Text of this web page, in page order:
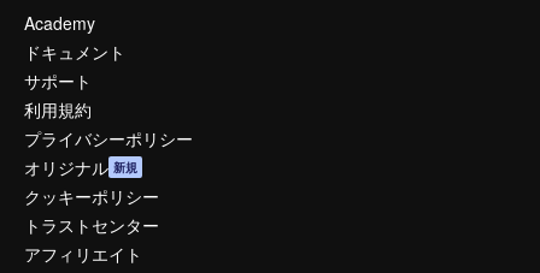
Academy
ドキュメント
サポート
利用規約
プライバシーポリシー
オリジナル 新規
クッキーポリシー
トラストセンター
アフィリエイト